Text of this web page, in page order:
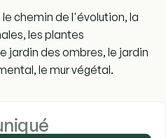
chemin de l'évolution, la
les plantes
jardin des ombres, le jardin
le mur végétal.